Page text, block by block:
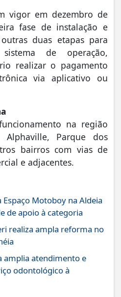
vigor em dezembro de
fase de instalação e
duas etapas para
de operação,
realizar o pagamento
via aplicativo ou
na região
Parque dos
bairros com vias de
e adjacentes.
Motoboy na Aldeia
de apoio à categoria
realiza ampla reforma no
amplia atendimento e
odontológico à